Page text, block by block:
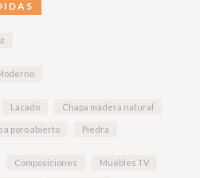
Lacado Chapa madera natural
a poro abierto Piedra
Composiciones Muebles TV